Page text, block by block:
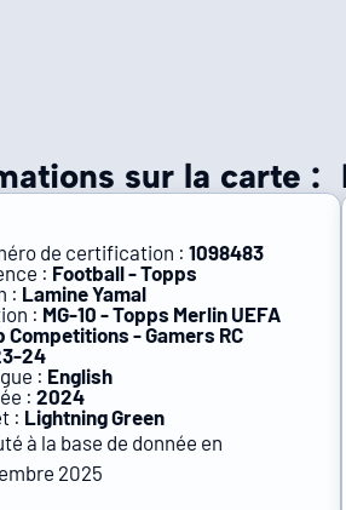
sur la carte :
de certification :1098483
: Football - Topps
: Lamine Yamal
: MG-10 - Topps Merlin UEFA
Competitions - Gamers RC
24
: English
:2024
: Lightning Green
à la base de donnée en
2025